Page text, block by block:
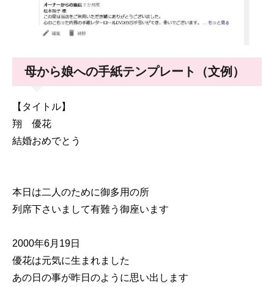
母から娘への手紙テンプレート（文例）
【タイトル】
翔 優花
結婚おめでとう
本日は二人のために御多用の所
列席下さいまして有難う御座います
2000年6月19日
優花は元気に生まれました
あの日の事が昨日のように思い出します